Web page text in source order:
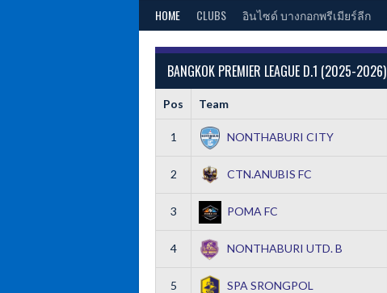
HOME CLUBS อินไซด์ บางกอกพรีเมียร์ลีก
BANGKOK PREMIER LEAGUE D.1 (2025-2026)
Pos Team
1 NONTHABURI CITY
2 CTN.ANUBIS FC
3 POMA FC
4 NONTHABURI UTD. B
5 SPA SRONGPOL